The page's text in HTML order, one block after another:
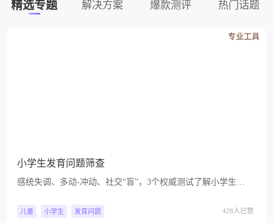
精选专题 解决方案 爆款测评 热门话题
专业工具
小学生发育问题筛查
感统失调、多动-冲动、社交“盲”，3个权威测试了解小学生常
儿童 小学生 发育问题 428人已赞